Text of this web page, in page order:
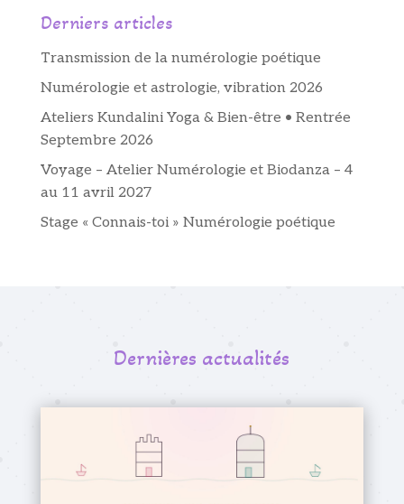
Derniers articles
Transmission de la numérologie poétique
Numérologie et astrologie, vibration 2026
Ateliers Kundalini Yoga & Bien-être • Rentrée
Septembre 2026
Voyage – Atelier Numérologie et Biodanza – 4
au 11 avril 2027
Stage « Connais-toi » Numérologie poétique
Dernières actualités